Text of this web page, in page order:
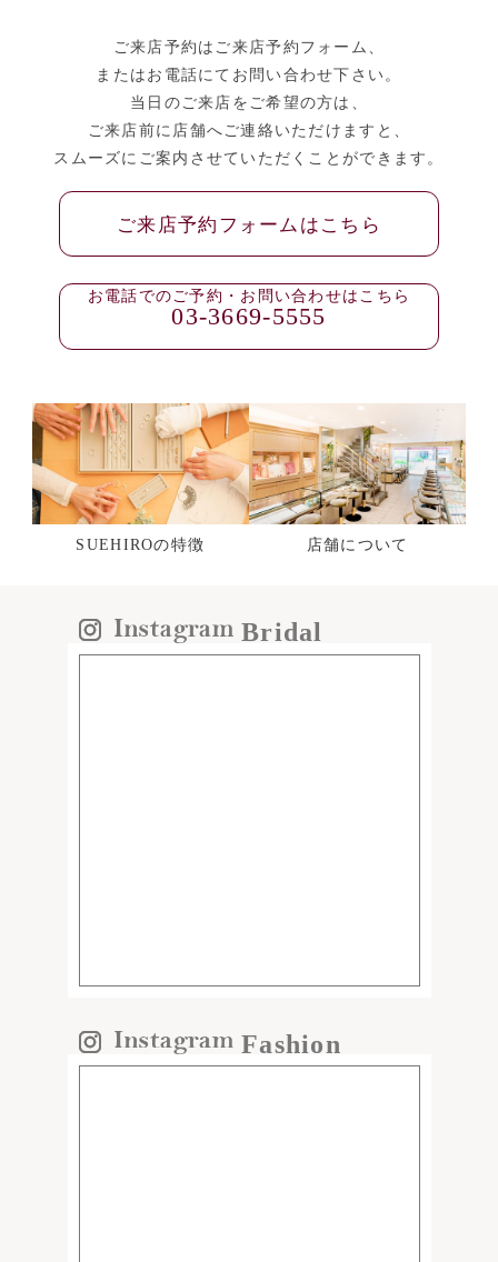
ご来店予約はご来店予約フォーム、
またはお電話にてお問い合わせ下さい。
当日のご来店をご希望の方は、
ご来店前に店舗へご連絡いただけますと、
スムーズにご案内させていただくことができます。
ご来店予約フォームはこちら
お電話でのご予約・お問い合わせはこちら
03-3669-5555
SUEHIROの特徴 店舗について
Bridal
Fashion